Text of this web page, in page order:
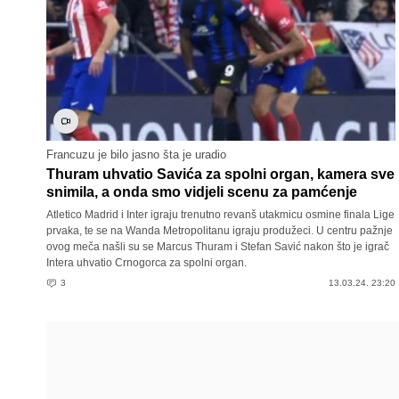
Francuzu je bilo jasno šta je uradio
Thuram uhvatio Savića za spolni organ, kamera sve
snimila, a onda smo vidjeli scenu za pamćenje
Atletico Madrid i Inter igraju trenutno revanš utakmicu osmine finala Lige
prvaka, te se na Wanda Metropolitanu igraju produžeci. U centru pažnje
ovog meča našli su se Marcus Thuram i Stefan Savić nakon što je igrač
Intera uhvatio Crnogorca za spolni organ.
3 13.03.24. 23:20